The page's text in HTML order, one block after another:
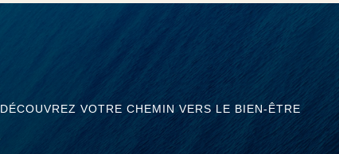
DÉCOUVREZ VOTRE CHEMIN VERS LE BIEN-ÊTRE